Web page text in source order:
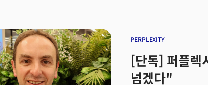
platforms.What sets
technology. Goover
subscription services,
sources.“In our own
되고 있지만, 프롬프트 입
필요하다”고 밝혔다. 이 대
사례로 언급했다. SK그룹
후 이를 AI로 해결, 사용 사
PERPLEXITY
[단독] 퍼플렉
넘겠다"